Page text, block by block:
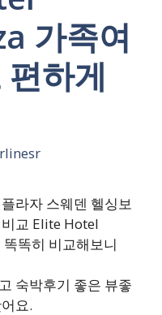
가족여
하게
라자 스웨덴 헬싱보
교 Elite Hotel
똑히 비교해보니
숙박후기 좋은 뷰좋
요.